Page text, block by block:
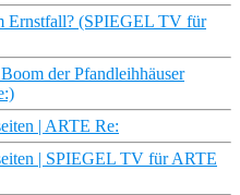
Ernstfall? (SPIEGEL TV für
der Pfandleihhäuser
| ARTE Re:
| SPIEGEL TV für ARTE